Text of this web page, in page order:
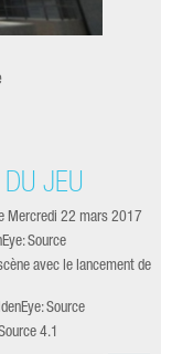
JEU
Mercredi 22 mars 2017
Source
avec le lancement de
Source
4.1